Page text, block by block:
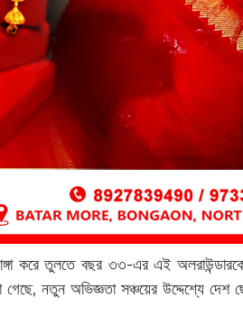
করে তুলতে বছর ৩৩-এর এই
নতুন অভিজ্ঞতা সঞ্চয়ের উদ্দেশ্যে দেশ